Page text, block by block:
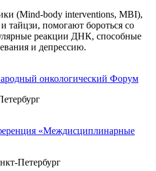
(Mind-body interventions, MBI),
тайцзи, помогают бороться со
реакции ДНК, способные
и депрессию.
онкологический Форум
«Междисциплинарные
Петербург